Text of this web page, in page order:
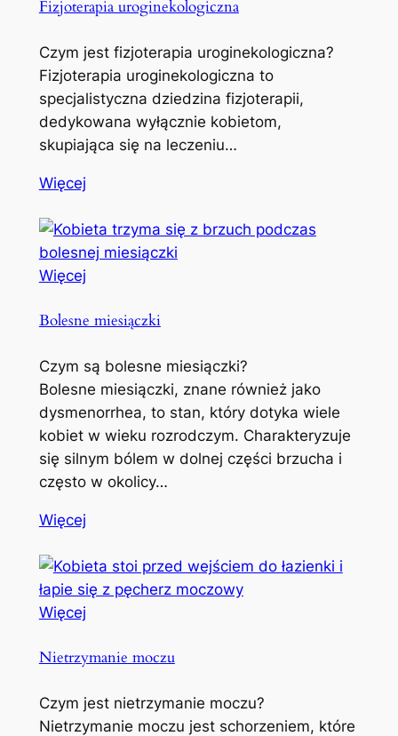
Fizjoterapia uroginekologiczna
Czym jest fizjoterapia uroginekologiczna?
Fizjoterapia uroginekologiczna to
specjalistyczna dziedzina fizjoterapii,
dedykowana wyłącznie kobietom,
skupiająca się na leczeniu…
Więcej
Więcej
Bolesne miesiączki
Czym są bolesne miesiączki?
Bolesne miesiączki, znane również jako
dysmenorrhea, to stan, który dotyka wiele
kobiet w wieku rozrodczym. Charakteryzuje
się silnym bólem w dolnej części brzucha i
często w okolicy…
Więcej
Więcej
Nietrzymanie moczu
Czym jest nietrzymanie moczu?
Nietrzymanie moczu jest schorzeniem, które